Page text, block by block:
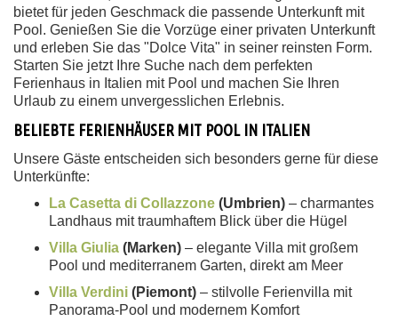
bietet für jeden Geschmack die passende Unterkunft mit
Pool. Genießen Sie die Vorzüge einer privaten Unterkunft
und erleben Sie das "Dolce Vita" in seiner reinsten Form.
Starten Sie jetzt Ihre Suche nach dem perfekten
Ferienhaus in Italien mit Pool und machen Sie Ihren
Urlaub zu einem unvergesslichen Erlebnis.
BELIEBTE FERIENHÄUSER MIT POOL IN ITALIEN
Unsere Gäste entscheiden sich besonders gerne für diese
Unterkünfte:
La Casetta di Collazzone (Umbrien) – charmantes
Landhaus mit traumhaftem Blick über die Hügel
Villa Giulia (Marken) – elegante Villa mit großem
Pool und mediterranem Garten, direkt am Meer
Villa Verdini (Piemont) – stilvolle Ferienvilla mit
Panorama-Pool und modernem Komfort